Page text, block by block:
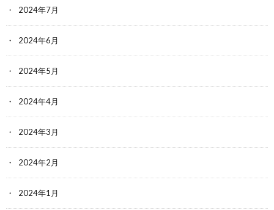
2024年7月
2024年6月
2024年5月
2024年4月
2024年3月
2024年2月
2024年1月